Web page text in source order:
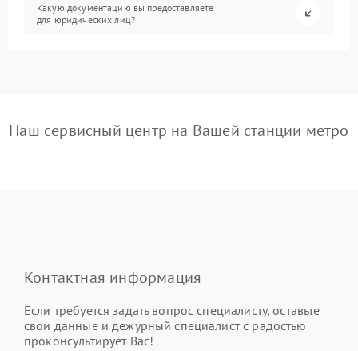
Какую документацию вы предоставляете
для юридических лиц?
Наш сервисный центр на Вашей станции метро
Контактная информация
Если требуется задать вопрос специалисту, оставьте
свои данные и дежурный специалист с радостью
проконсультирует Вас!